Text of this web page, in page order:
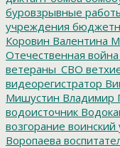
буровзрывные
учреждения
Коровин Валентина
Отечественная война
ветераны_СВО
видеорегистратор
Мишустин Владимир
водоисточник
возгорание воинский
Воропаева